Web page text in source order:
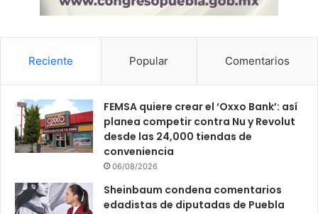
Reciente Popular Comentarios
FEMSA quiere crear el ‘Oxxo Bank’: así
planea competir contra Nu y Revolut
desde las 24,000 tiendas de
conveniencia
06/08/2026
Sheinbaum condena comentarios
edadistas de diputadas de Puebla